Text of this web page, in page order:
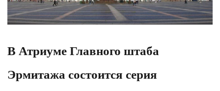
В Атриуме Главного штаба
Эрмитажа состоится серия